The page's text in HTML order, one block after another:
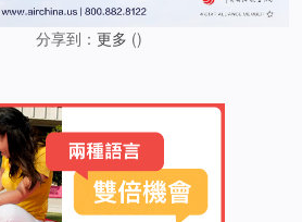
分享到： 更多 ()